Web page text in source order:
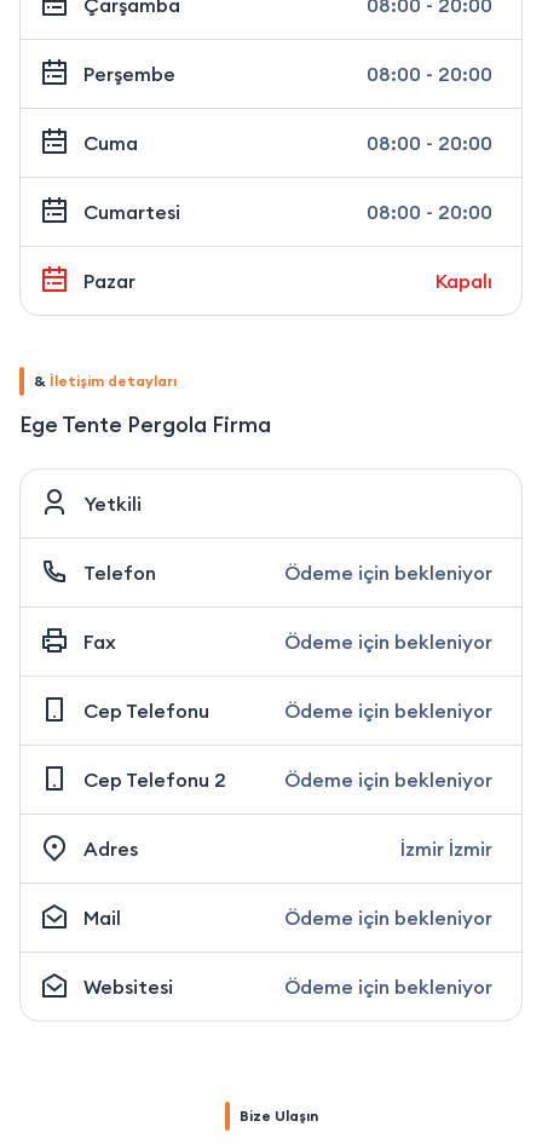
Çarşamba 08:00 - 20:00
Perşembe 08:00 - 20:00
Cuma 08:00 - 20:00
Cumartesi 08:00 - 20:00
Pazar Kapalı
& İletişim detayları
Ege Tente Pergola Firma
Yetkili
Telefon Ödeme için bekleniyor
Fax Ödeme için bekleniyor
Cep Telefonu Ödeme için bekleniyor
Cep Telefonu 2 Ödeme için bekleniyor
Adres İzmir İzmir
Mail Ödeme için bekleniyor
Websitesi Ödeme için bekleniyor
Bize Ulaşın